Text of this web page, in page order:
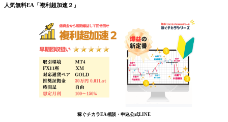
人気無料EA「複利超加速２」
稼ぐチカラEA相談・申込公式LINE